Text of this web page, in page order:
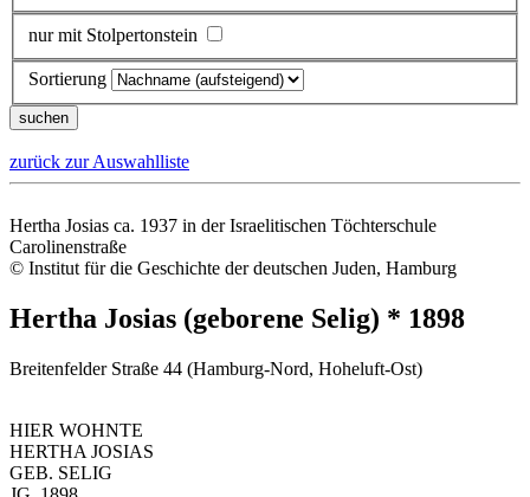
nur mit Stolpertonstein
Sortierung
zurück zur Auswahlliste
Hertha Josias ca. 1937 in der Israelitischen Töchterschule
Carolinenstraße
© Institut für die Geschichte der deutschen Juden, Hamburg
Hertha Josias (geborene Selig) * 1898
Breitenfelder Straße 44 (Hamburg-Nord, Hoheluft-Ost)
HIER WOHNTE
HERTHA JOSIAS
GEB. SELIG